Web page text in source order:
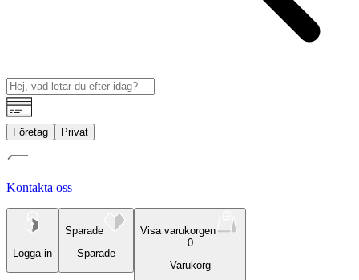
Företag Privat
Kontakta oss
Logga in
Sparade
Sparade
Visa varukorgen
0
Varukorg